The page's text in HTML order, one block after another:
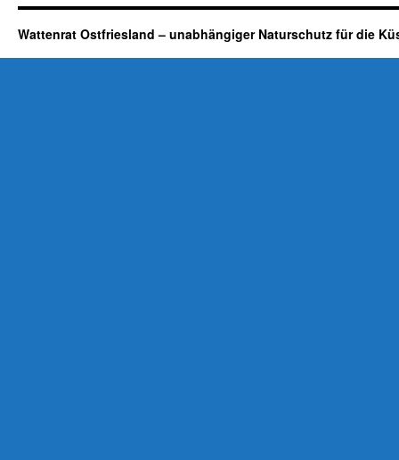
Wattenrat Ostfriesland – unabhängiger Naturschutz für die